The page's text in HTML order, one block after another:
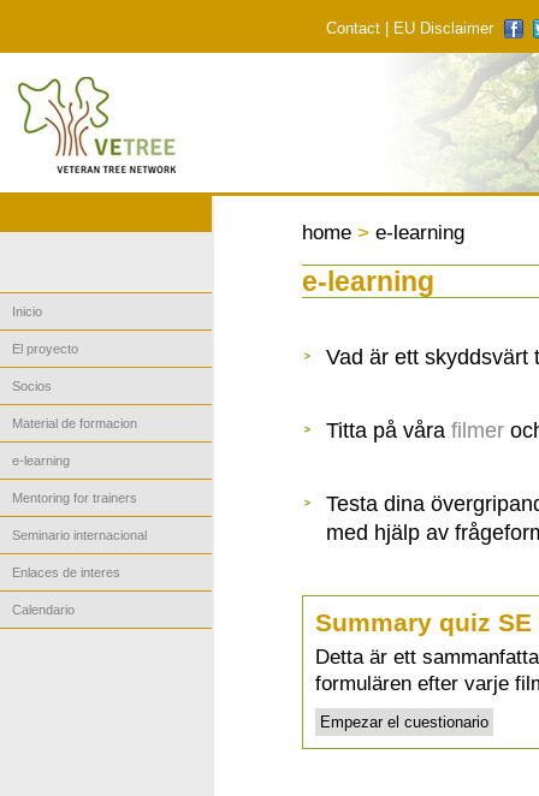
Contact EU Disclaimer
Inicio
El proyecto
Socios
Material de formacion
e-learning
Mentoring for trainers
Seminario internacional
Enlaces de interes
Calendario
home > e-learning
e-learning
Vad är ett skyddsvärt
Titta på våra filmer
Testa dina
med hjälp av
Summary quiz SE
Detta är ett
formulären efter varje